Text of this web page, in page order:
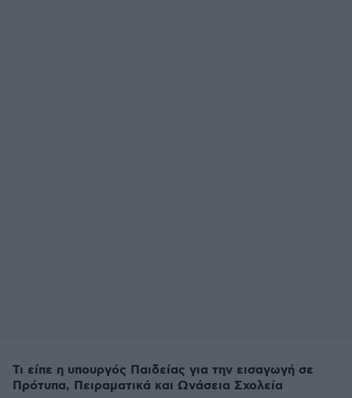
Τι είπε η υπουργός Παιδείας για την εισαγωγή σε
Πρότυπα, Πειραματικά και Ωνάσεια Σχολεία